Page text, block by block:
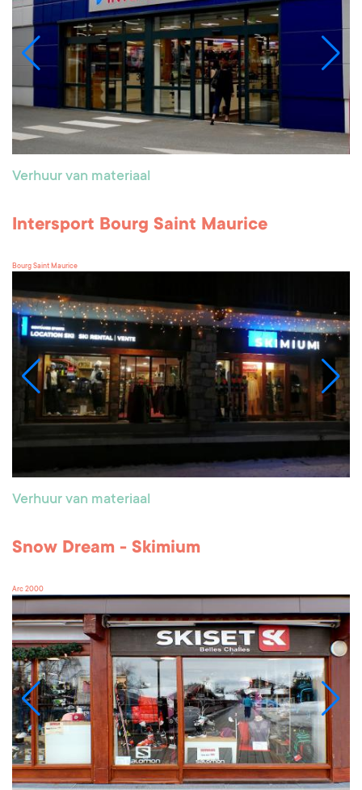
Verhuur van materiaal
Intersport Bourg Saint Maurice
Bourg Saint Maurice
Verhuur van materiaal
Snow Dream - Skimium
Arc 2000